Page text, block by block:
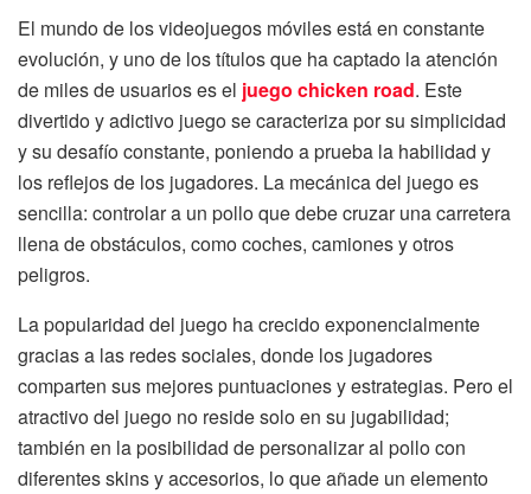
El mundo de los videojuegos móviles está en constante
evolución, y uno de los títulos que ha captado la atención
de miles de usuarios es el juego chicken road. Este
divertido y adictivo juego se caracteriza por su simplicidad
y su desafío constante, poniendo a prueba la habilidad y
los reflejos de los jugadores. La mecánica del juego es
sencilla: controlar a un pollo que debe cruzar una carretera
llena de obstáculos, como coches, camiones y otros
peligros.
La popularidad del juego ha crecido exponencialmente
gracias a las redes sociales, donde los jugadores
comparten sus mejores puntuaciones y estrategias. Pero el
atractivo del juego no reside solo en su jugabilidad;
también en la posibilidad de personalizar al pollo con
diferentes skins y accesorios, lo que añade un elemento